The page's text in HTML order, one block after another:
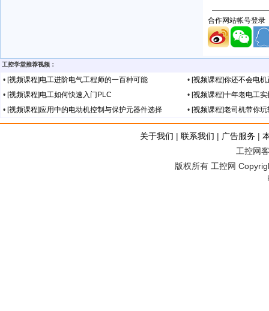
工控学堂推荐视频：
• [视频课程]电工进阶电气工程师的一百种可能 •[视频课程]你还不会电
• [视频课程]电工如何快速入门PLC •[视频课程]十年老电工
• [视频课程]应用中的电动机控制与保护元器件选择 •[视频课程]老司机带你
关于我们 | 联系我们 | 广告服务 |
工控网
版权所有 工控网